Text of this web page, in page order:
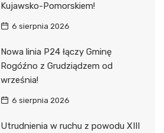
Kujawsko-Pomorskiem!
6 sierpnia 2026
Nowa linia P24 łączy Gminę
Rogóźno z Grudziądzem od
września!
6 sierpnia 2026
Utrudnienia w ruchu z powodu XIII